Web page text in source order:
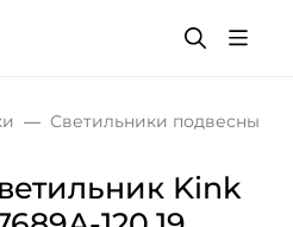
Светильники подвесные
Kink